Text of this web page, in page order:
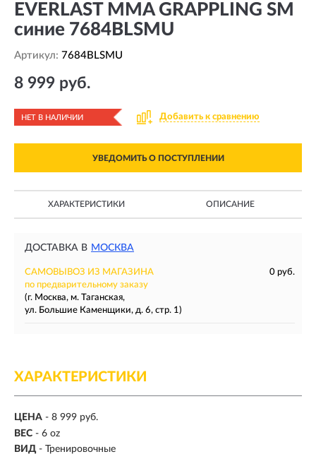
EVERLAST MMA GRAPPLING SM
синие 7684BLSMU
Артикул: 7684BLSMU
8 999 руб.
НЕТ В НАЛИЧИИ Добавить к сравнению
УВЕДОМИТЬ О ПОСТУПЛЕНИИ
ХАРАКТЕРИСТИКИ ОПИСАНИЕ
ДОСТАВКА В МОСКВА
САМОВЫВОЗ ИЗ МАГАЗИНА
0 руб.
по предварительному заказу
(г. Москва, м. Таганская,
ул. Большие Каменщики, д. 6, стр. 1)
ХАРАКТЕРИСТИКИ
ЦЕНА - 8 999 руб.
ВЕС - 6 oz
ВИД - Тренировочные